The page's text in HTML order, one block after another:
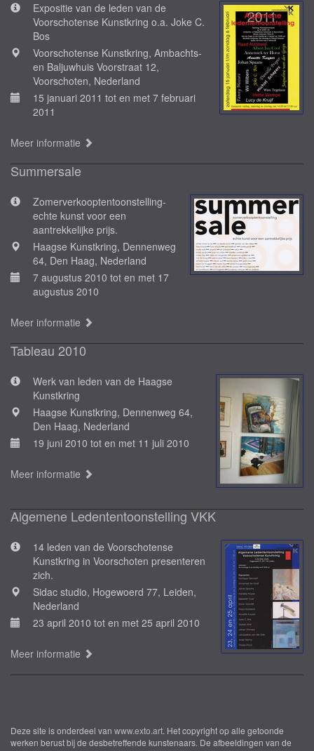
Expositie van de leden van de
Voorschotense Kunstkring o.a. Joke C.
Bos
Voorschotense Kunstkring, Ambachts-
en Baljuwhuis Voorstraat 12,
Voorschoten, Nederland
15 januari 2011 tot en met 7 februari
2011
Meer informatie
Summersale
Zomerverkooptentoonstelling-
echte kunst voor een
aantrekkelijke prijs.
Haagse Kunstkring, Dennenweg
64, Den Haag, Nederland
7 augustus 2010 tot en met 17
augustus 2010
Meer informatie
Tableau 2010
Werk van leden van de Haagse
Kunstkring
Haagse Kunstkring, Dennenweg 64,
Den Haag, Nederland
19 juni 2010 tot en met 11 juli 2010
Meer informatie
Algemene Ledententoonstelling VKK
14 leden van de Voorschotense
Kunstkring in Voorschoten presenteren
zich.
Sidac studio, Hogewoerd 77, Leiden,
Nederland
23 april 2010 tot en met 25 april 2010
Meer informatie
Deze site is onderdeel van www.exto.art. Het copyright op alle getoonde
werken berust bij de desbetreffende kunstenaars. De afbeeldingen van de